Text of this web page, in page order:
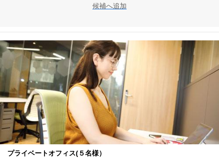
候補へ追加
プライベートオフィス(５名様）